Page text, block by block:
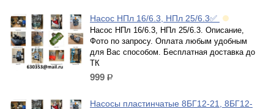
Насос НПл 16/6.3, НПл 25/6.3✅
Насос НПл 16/6.3, НПл 25/6.3. Описание,
Фото по запросу. Оплата любым удобным
для Вас способом. Бесплатная доставка до
ТК
999 р.
Насосы пластинчатые 8БГ12-21, 8БГ12-